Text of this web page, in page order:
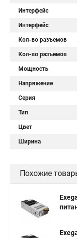
Интерфейс
Интерфейс
Кол-во разъемов
Кол-во разъемов
Мощность
Напряжение
Серия
Тип
Цвет
Ширина
Похожие